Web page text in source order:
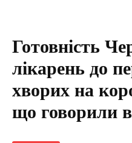
Готовність
лікарень до
хворих на
що говорили в